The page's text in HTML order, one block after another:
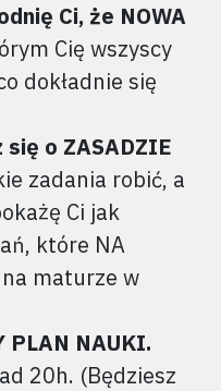
Ci, że NOWA
Cię wszyscy
dokładnie się
o ZASADZIE
zadania robić, a
Ci jak
które NA
maturze w
PLAN NAUKI.
20h. (Będziesz